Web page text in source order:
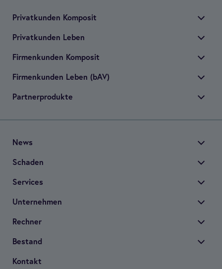
Pri­vat­kun­den Kom­po­sit
Pri­vat­kun­den Leben
Fir­men­kun­den Kom­po­sit
Fir­men­kun­den Leben (bAV)
Part­ner­pro­dukte
News
Scha­den
Ser­vices
Unter­neh­men
Rech­ner
Bestand
Kon­takt